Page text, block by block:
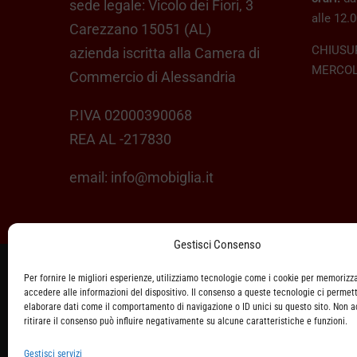
Gestisci Consenso
Per fornire le migliori esperienze, utilizziamo tecnologie come i cookie per
accedere alle informazioni del dispositivo. Il consenso a queste tecnologie ci
elaborare dati come il comportamento di navigazione o ID unici su questo sito. Non
ritirare il consenso può influire negativamente su alcune caratteristiche e funzioni.
Gestisci servizi
sede legale: Vicolo dei Fiori, 3
Carezzano 15051 (AL)
azienda iscritta alla Camera di
Commercio di Alessandria
P.IVA 02000390068
REA AL -217830
email: info@mobiglia.it
alle
ASSISTENZA CLIENTI
SPEDIZIONI